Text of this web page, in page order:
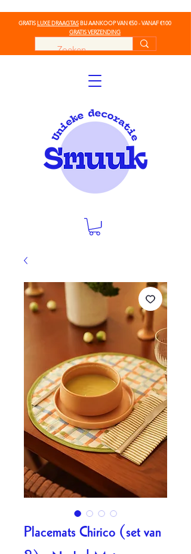
GRATISLUXE DRAAGTASBIJ AANKOOP VAN €50 - VANAF €100
GRATIS VERZENDING
Placemats Chirico (set van